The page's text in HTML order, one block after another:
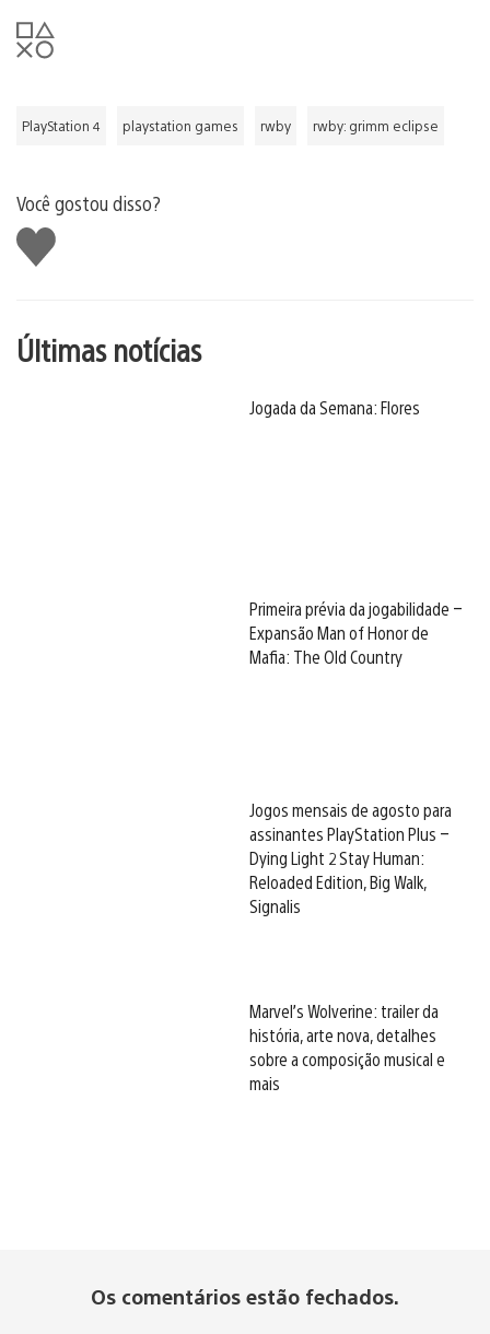
PlayStation 4 playstation games rwby rwby: grimm eclipse
Você gostou disso?
Curtir
Últimas notícias
Jogada da Semana: Flores
Primeira prévia da jogabilidade –
Expansão Man of Honor de
Mafia: The Old Country
Jogos mensais de agosto para
assinantes PlayStation Plus –
Dying Light 2 Stay Human:
Reloaded Edition, Big Walk,
Signalis
Marvel’s Wolverine: trailer da
história, arte nova, detalhes
sobre a composição musical e
mais
Os comentários estão fechados.